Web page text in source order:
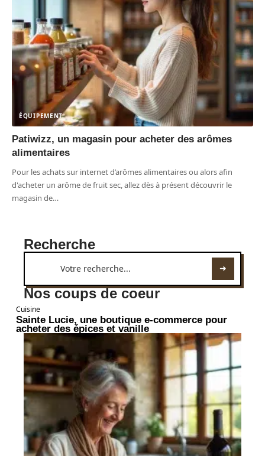
ÉQUIPEMENT
Patiwizz, un magasin pour acheter des arômes
alimentaires
Pour les achats sur internet d’arômes alimentaires ou alors afin
d'acheter un arôme de fruit sec, allez dès à présent découvrir le
magasin de…
Recherche
Nos coups de coeur
Cuisine
Sainte Lucie, une boutique e-commerce pour
acheter des épices et vanille